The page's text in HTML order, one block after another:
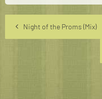
Night of the Proms (Mix)